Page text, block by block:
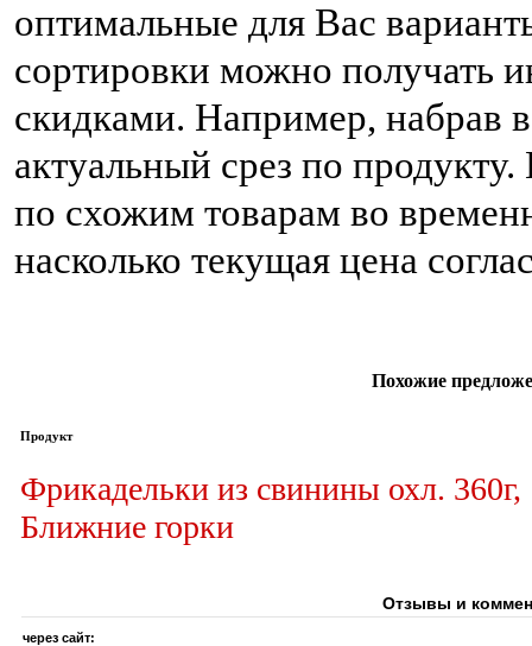
оптимальные для Вас
сортировки можно получать
скидками. Например, набрав
актуальный срез по
по схожим товарам во
насколько текущая цена
Похожие
Продукт
Фрикадельки из свинины охл. 360г,
Ближние горки
Отзывы и
через сайт: